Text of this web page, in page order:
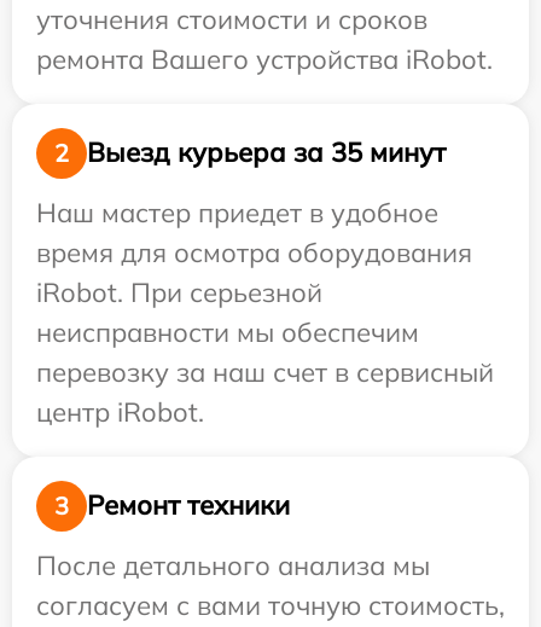
уточнения стоимости и сроков
ремонта Вашего устройства iRobot.
2
Выезд курьера за 35 минут
Наш мастер приедет в удобное
время для осмотра оборудования
iRobot. При серьезной
неисправности мы обеспечим
перевозку за наш счет в сервисный
центр iRobot.
3
Ремонт техники
После детального анализа мы
согласуем с вами точную стоимость,